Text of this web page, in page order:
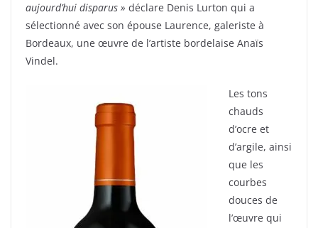
aujourd’hui disparus » déclare Denis Lurton qui a
sélectionné avec son épouse Laurence, galeriste à
Bordeaux, une œuvre de l’artiste bordelaise Anaïs
Vindel.
Les tons
chauds
d’ocre et
d’argile, ainsi
que les
courbes
douces de
l’œuvre qui